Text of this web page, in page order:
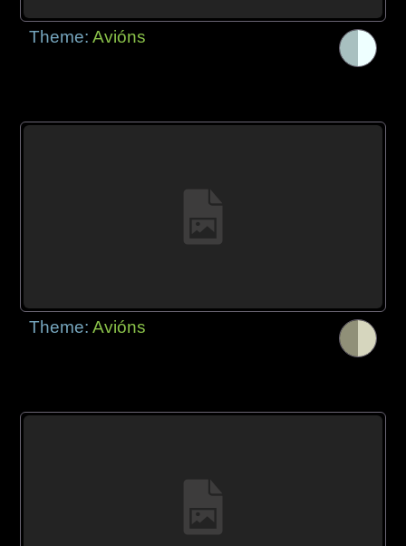
Theme:Avións
Theme:Avións